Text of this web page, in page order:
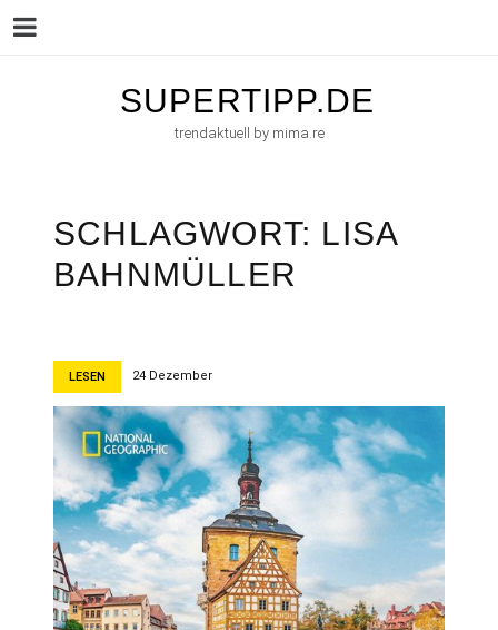
SUPERTIPP.DE
trendaktuell by mima.re
SCHLAGWORT: LISA
BAHNMÜLLER
LESEN 24 Dezember
Menu